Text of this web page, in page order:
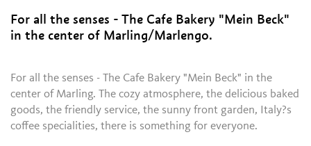
For all the senses - The Cafe Bakery "Mein Beck"
in the center of Marling/Marlengo.
For all the senses - The Cafe Bakery "Mein Beck" in the
center of Marling. The cozy atmosphere, the delicious baked
goods, the friendly service, the sunny front garden, Italy?s
coffee specialities, there is something for everyone.